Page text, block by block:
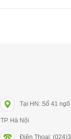
Tại HN: Số 41
TP. Hà Nội
Điện Thoại: